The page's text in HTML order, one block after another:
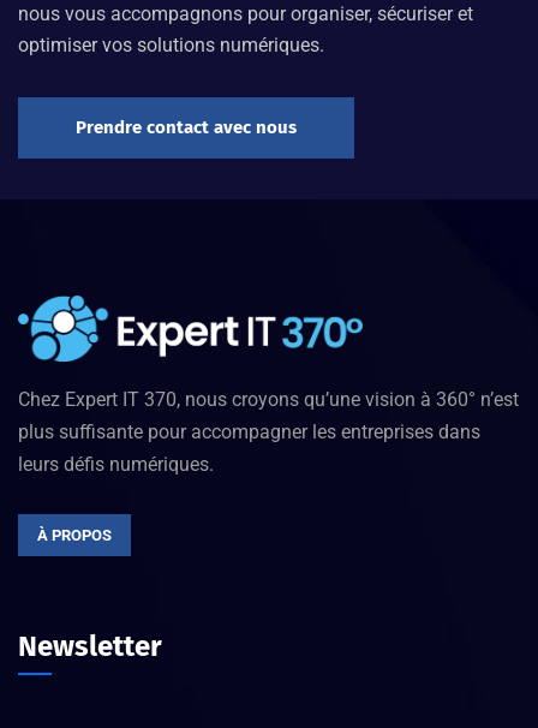
nous vous accompagnons pour organiser, sécuriser et
optimiser vos solutions numériques.
Prendre contact avec nous
Chez Expert IT 370, nous croyons qu’une vision à 360° n’est
plus suffisante pour accompagner les entreprises dans
leurs défis numériques.
À PROPOS
Newsletter